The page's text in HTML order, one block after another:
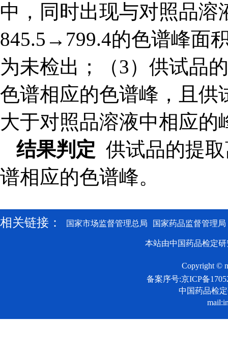
中，同时出现与对照品溶
845.5→799.4的色谱峰面
为未检出；（3）供试品
色谱相应的色谱峰，且供
大于对照品溶液中相应的
结果判定 供试品的提
谱相应的色谱峰。
相关链接： 国家市场监督管理总局 国家药品监督管理局
本站由中国药品检定
Copyright ©
备案序号:京ICP备
中国药品检